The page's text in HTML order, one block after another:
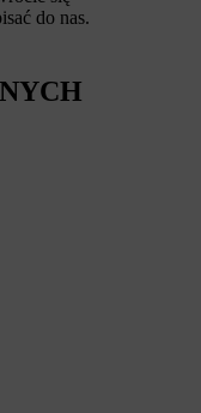
do nas.